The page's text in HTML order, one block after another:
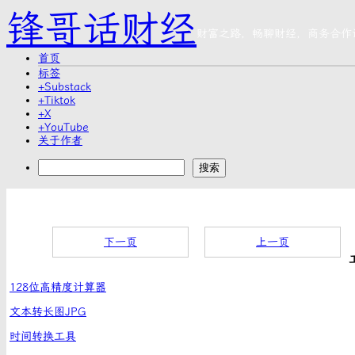
锋哥话财经
首页
标签
+Substack
+Tiktok
+X
+YouTube
关于作者
下一页
上一页
128位高精度计算器
文本转长图JPG
时间转换工具